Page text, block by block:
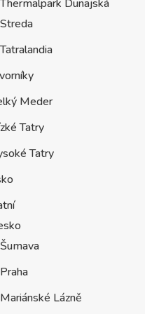
Thermalpark Dunajská
Streda
Tatralandia
Meder
Tatry
Tatry
Šumava
Praha
Mariánské Lázně